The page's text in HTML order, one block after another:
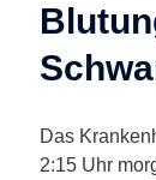
Das
2:15 Uhr